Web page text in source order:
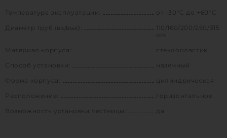
Температура эксплуатации:
от -30°C до +60°C
Диаметр труб (вх/вых):
110/160/200/250/315
мм
Материал корпуса:
стеклопластик
Способ установки:
наземный
Форма корпуса:
цилиндрическая
Расположение:
горизонтальное
Возможность установки лестницы:
да